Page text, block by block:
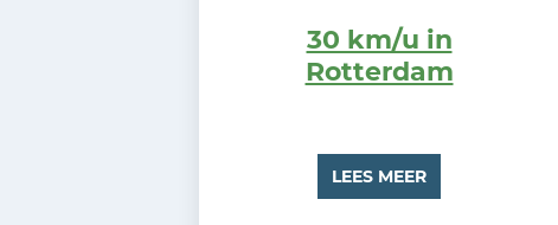
30 km/u in
Rotterdam
LEES MEER